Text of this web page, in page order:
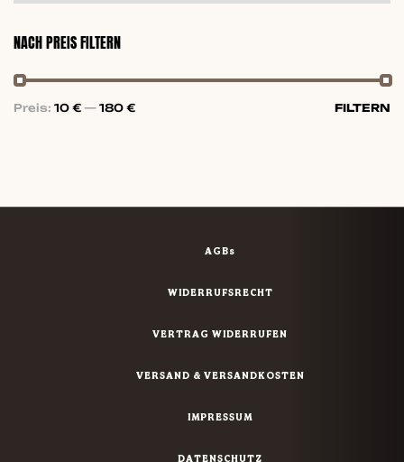
NACH PREIS FILTERN
FILTERN
Preis: 10 € — 180 €
AGBs
WIDERRUFSRECHT
VERTRAG WIDERRUFEN
VERSAND & VERSANDKOSTEN
IMPRESSUM
DATENSCHUTZ